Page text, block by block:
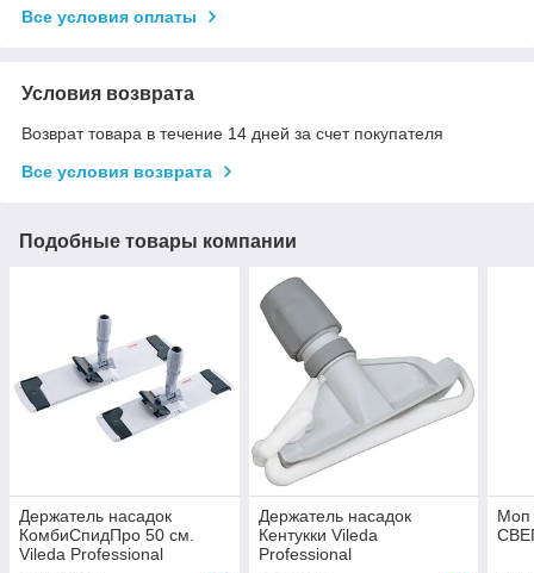
Все условия оплаты
Условия возврата
Возврат товара в течение 14 дней за счет покупателя
Все условия возврата
Подобные товары компании
Держатель насадок
КомбиСпидПро 50 см.
Vileda Professional
Держатель насадок
Кентукки Vileda
Professional
Моп